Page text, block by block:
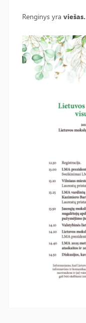
Renginys yra viešas.